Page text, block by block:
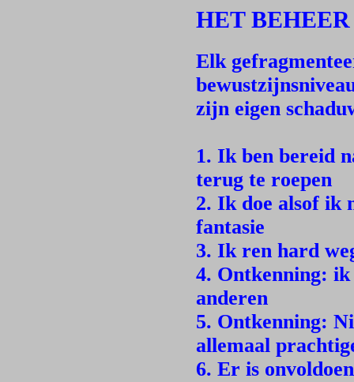
HET
Elk
zijn eigen
1. Ik ben bereid
terug te roepen
2. Ik doe alsof ik
fantasie
3. Ik ren hard
4. Ontkenning: ik
anderen
5. Ontkenning:
allemaal
6. Er is